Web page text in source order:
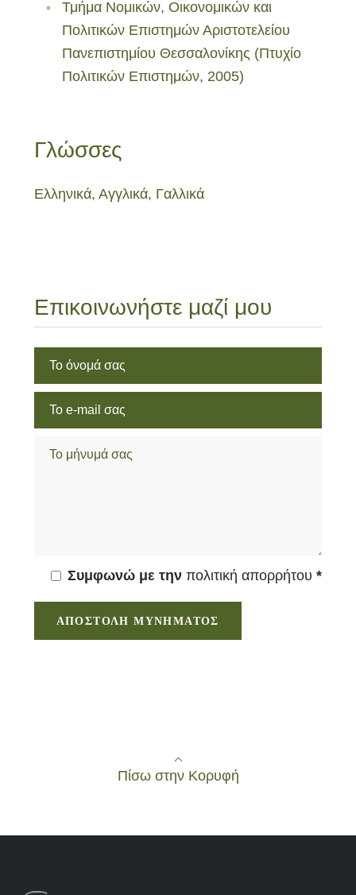
Τμήμα Νομικών, Οικονομικών και
Πολιτικών Επιστημών Αριστοτελείου
Πανεπιστημίου Θεσσαλονίκης (Πτυχίο
Πολιτικών Επιστημών, 2005)
Γλώσσες
Ελληνικά, Αγγλικά, Γαλλικά
Επικοινωνήστε μαζί μου
Συμφωνώ με την πολιτική απορρήτου *
Πίσω στην Κορυφή